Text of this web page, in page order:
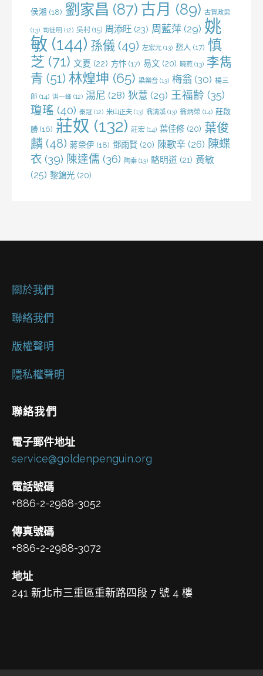
侯湘 (18) 劉家昌 (87) 古月 (89) 古賀政男
(13) 司徒明 (12) 吳村 (15) 周添旺 (23) 周藍萍 (29) 姚
敏 (144) 孫儀 (49) 左宏元 (13) 愁人 (17) 慎
芝 (71) 文夏 (22) 方忭 (17) 易文 (20) 曉燕 (13) 李雋
青 (51) 林煌坤 (65) 梁樂音 (13) 梅翁 (30) 楊三
郎 (14) 洪一峰 (12) 湯尼 (28) 狄薏 (29) 王福齡 (35)
瓊瑤 (40) 秦冠 (12) 米山正夫 (13) 翁清溪 (13) 翁炳榮 (14) 莊啟
勝 (16) 莊奴 (132) 莊宏 (14) 葉佳修 (20) 葉俊
麟 (48) 蔣榮伊 (18) 鄧雨賢 (20) 陳歌辛 (26) 陳蝶
衣 (39) 陳達儒 (36) 陶秦 (13) 駱明道 (21) 黃敏
(25) 黎錦光 (20)
關於我們
聯絡我們
版權聲明
隱私權聲明
聯絡我們
電子郵件地址
service@goldenpenguin.org
電話號碼
+886-2-2988-3052
傳真號碼
+886-2-2988-3072
地址
241 新北市三重區重新路四段 7 號 4 樓